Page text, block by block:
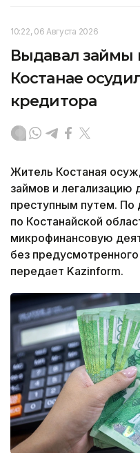
10:22, 06 Августа 2026
Выдавал займы
Костанае
кредитора
Житель Костаная
займов и легализацию
преступным путем.
по Костанайской
микрофинансовую
без
передает Kazinform.